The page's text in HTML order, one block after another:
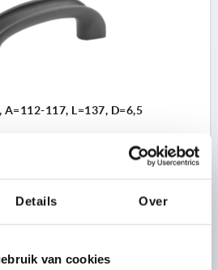
Details Over
van cookies
A=112-117, L=137, D=6,5
LENGTH=137